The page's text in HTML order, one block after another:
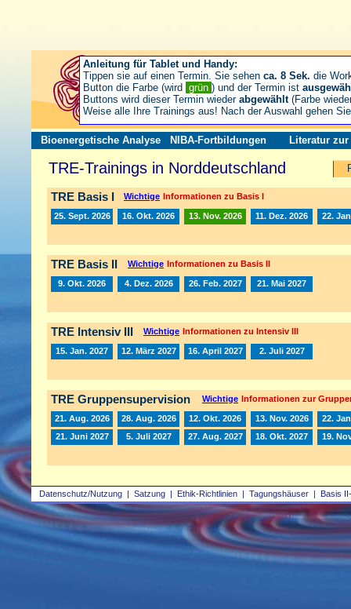
Datenschutz/Nutzung | Satzung | Ethik-Richtlinien | Tagungshäuser | Basis
Bioenergetische Analyse NIBA-Fortbildungen Literatur zur
TRE-Trainings in Norddeutschland
TRE Basis I Wichtige Informationen zu Basis I
25. Sept. 2026 16. Okt. 2026 13. Nov. 2026 11. Dez. 2026 22.
TRE Basis II Wichtige Informationen zu Basis II
9. Okt. 2026 4. Dez. 2026 26. Feb. 2027 21. Mai 2027
TRE Intensiv III Wichtige Informationen zu Intensiv III
15. Jan. 2027 12. März 2027 16. April 2027 2. Juli 2027
TRE Gruppensupervision Wichtige Informationen zur
21. Aug. 2026 28. Aug. 2026 12. Okt. 2026 13. Nov. 2026
22.
21. Juni 2027
5. Juli 2027 27. Aug. 2027 18. Okt. 2027 19.
Anleitung für Tablet und Handy:
Tippen sie auf einen Termin. Sie sehen ca. 8 Sek. die
Button die Farbe (wird grün ) und der Termin ist
Buttons wird dieser Termin wieder abgewählt(Farbe
Weise alle Ihre Trainings aus! Nach der Auswahl gehen